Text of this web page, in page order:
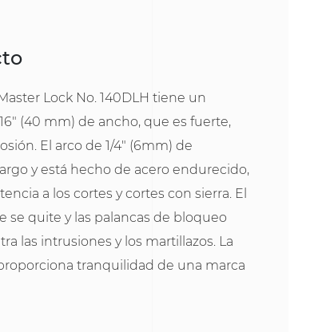
Lock No. 140DLH tiene un
(40 mm) de ancho, que es fuerte,
El arco de 1/4" (6mm) de
y está hecho de acero endurecido,
a los cortes y cortes con sierra. El
quite y las palancas de bloqueo
las intrusiones y los martillazos. La
tranquilidad de una marca